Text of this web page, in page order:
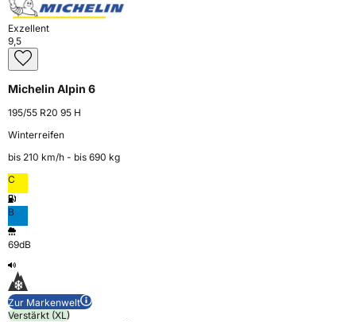
Exzellent
9,5
Michelin Alpin 6
195/55 R20 95 H
Winterreifen
bis 210 km⁠/⁠h - bis 690 kg
C
B
69dB
Zur Markenwelt
Verstärkt (XL)